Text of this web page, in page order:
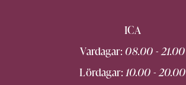
ICA
Vardagar: 08.00 - 21.00
Lördagar:10.00 - 20.00